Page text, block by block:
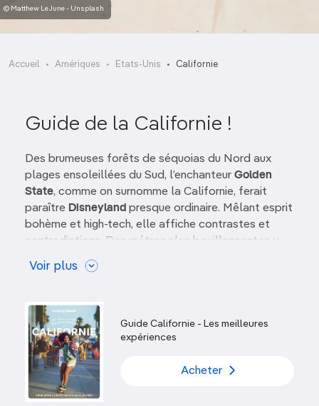
© Matthew LeJune - Unsplash
Accueil Amériques Etats-Unis Californie
Guide de la Californie !
Des brumeuses forêts de séquoias du Nord aux
plages ensoleillées du Sud, l’enchanteur Golden
State, comme on surnomme la Californie, ferait
paraître Disneyland presque ordinaire. Mêlant esprit
bohème et high-tech, elle affiche contrastes et
contradictions. Des métropoles bouillonnantes y
côtoient une nature rude, des
dominent desétendues désertiques
kilomètres.
C’est là que débuta la folle ruée vers l’or au milieu
du XIXesiècle, que l’écrivain naturaliste John Muir
décrivit la Sierra Nevada comme une “chaîne de
lumière”, que Jack Kerouac et ses épigones de
Beat Generation
Voir plus
Guide Californie - Les meilleures
expériences
Acheter